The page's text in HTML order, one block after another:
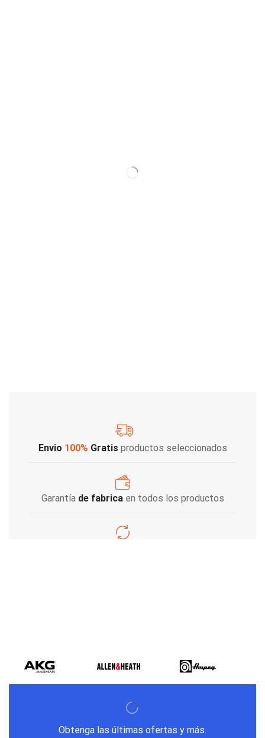
Envio 100% Gratis productos seleccionados
Garantía de fabricaen todos los productos
Obtenga las últimas ofertas y más.